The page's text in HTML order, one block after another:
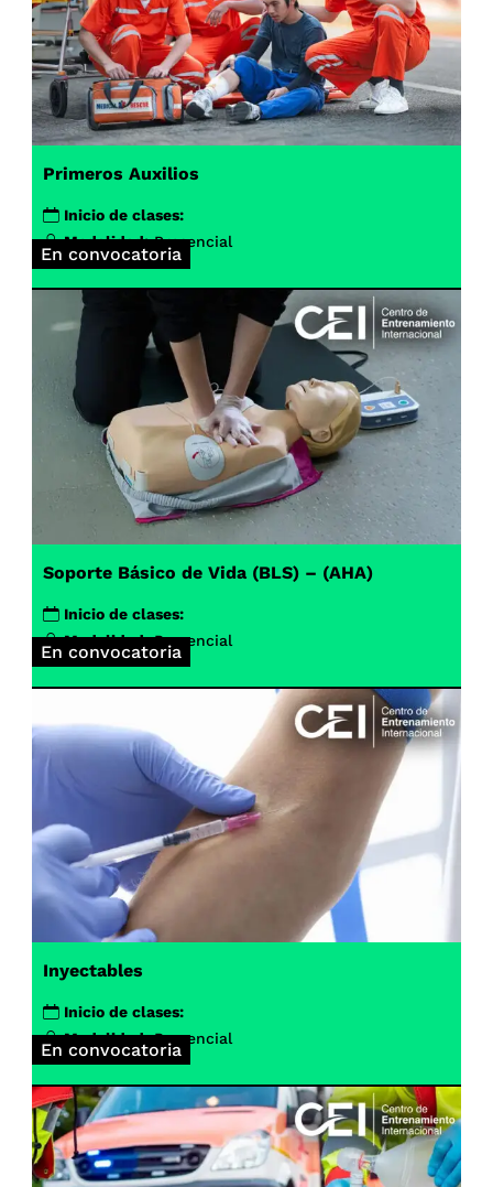
En convocatoria
Primeros Auxilios
Inicio de clases:
Modalidad: Presencial
En convocatoria
Soporte Básico de Vida (BLS) – (AHA)
Inicio de clases:
Modalidad: Presencial
En convocatoria
Inyectables
Inicio de clases:
Modalidad: Presencial